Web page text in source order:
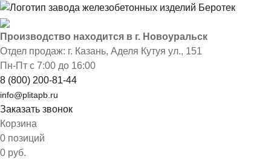
Производство находится в г. Новоуральск
Отдел продаж: г. Казань, Аделя Кутуя ул., 151
Пн-Пт с 7:00 до 16:00
8 (800) 200-81-44
info@plitapb.ru
Заказать звонок
Корзина
0 позиций
0 руб.